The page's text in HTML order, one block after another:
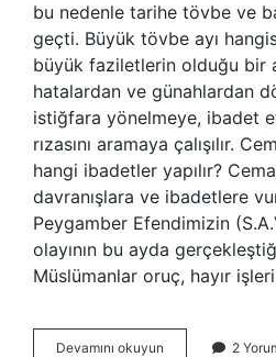
bu nedenle tarihe tövbe ve
geçti. Büyük tövbe ayı
büyük faziletlerin olduğu bir
hatalardan ve günahlardan
istiğfara yönelmeye, ibadet
rızasını aramaya çalışılır.
hangi ibadetler yapılır?
davranışlara ve ibadetlere
Peygamber Efendimizin
olayının bu ayda
Müslümanlar oruç, hayır
Devamını okuyun Cemaziyelevvel
2